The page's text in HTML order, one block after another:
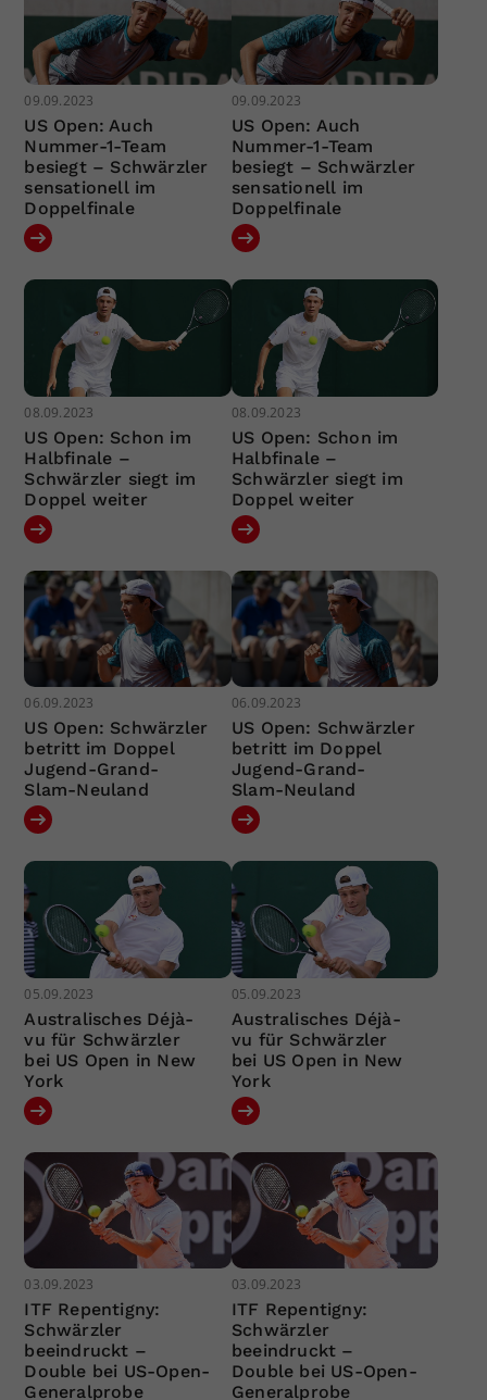
09.09.2023
US Open: Auch
Nummer-1-Team
besiegt – Schwärzler
sensationell im
Doppelfinale
09.09.2023
US Open: Auch
Nummer-1-Team
besiegt – Schwärzler
sensationell im
Doppelfinale
08.09.2023
US Open: Schon im
Halbfinale –
Schwärzler siegt im
Doppel weiter
08.09.2023
US Open: Schon im
Halbfinale –
Schwärzler siegt im
Doppel weiter
06.09.2023
US Open: Schwärzler
betritt im Doppel
Jugend-Grand-
Slam-Neuland
06.09.2023
US Open: Schwärzler
betritt im Doppel
Jugend-Grand-
Slam-Neuland
05.09.2023
Australisches Déjà-
vu für Schwärzler
bei US Open in New
York
05.09.2023
Australisches Déjà-
vu für Schwärzler
bei US Open in New
York
03.09.2023
ITF Repentigny:
Schwärzler
beeindruckt –
Double bei US-Open-
Generalprobe
03.09.2023
ITF Repentigny:
Schwärzler
beeindruckt –
Double bei US-Open-
Generalprobe